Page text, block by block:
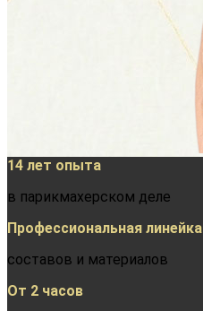
14 лет опыта
в парикмахерском деле
Профессиональная линейка
составов и материалов
От 2 часов